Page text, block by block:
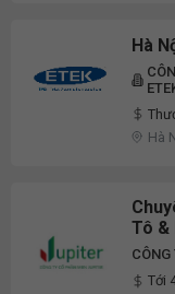
Hà
Hà
Tô &
Tới